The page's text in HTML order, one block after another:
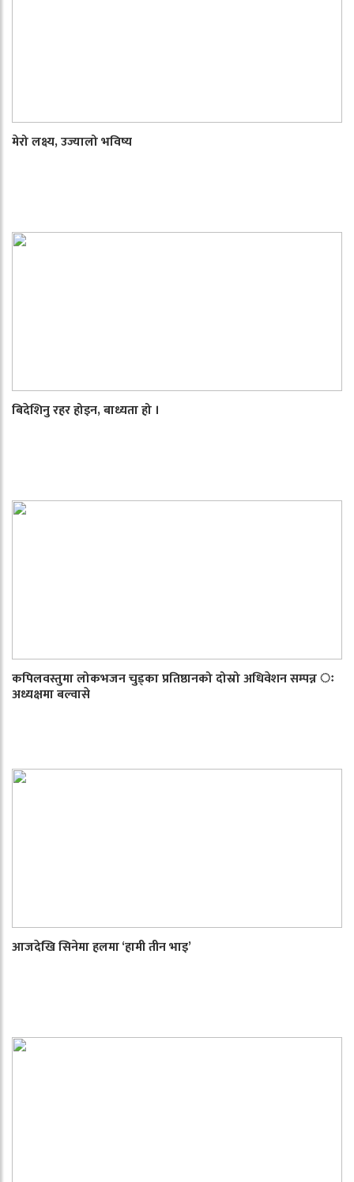
मेरो लक्ष्य, उज्यालो भविष्य
बिदेशिनु रहर होइन, बाध्यता हो ।
कपिलवस्तुमा लोकभजन चुड्का प्रतिष्ठानको दोस्रो अधिवेशन सम्पन्न ः
अध्यक्षमा बल्वासे
आजदेखि सिनेमा हलमा ‘हामी तीन भाइ’